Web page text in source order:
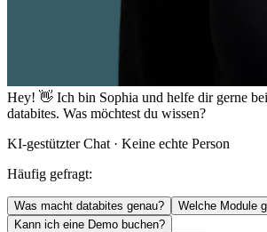
Hey! 👋 Ich bin Sophia und helfe dir gerne
databites. Was möchtest du wissen?
KI-gestützter Chat · Keine echte Person
Häufig gefragt:
Was macht databites genau?
Welche Module
Kann ich eine Demo buchen?